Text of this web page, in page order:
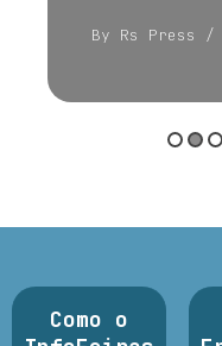
By Rs Press /
Como o